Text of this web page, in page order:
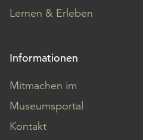
Lernen & Erleben
Informationen
Mitmachen im
Museumsportal
Kontakt